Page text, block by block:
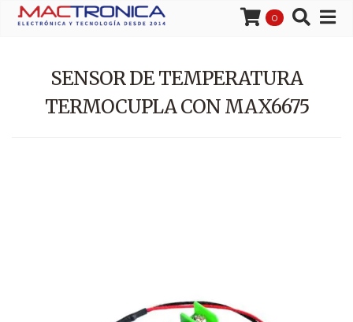
0
SENSOR DE TEMPERATURA
TERMOCUPLA CON MAX6675